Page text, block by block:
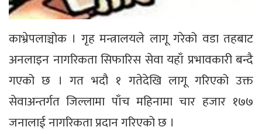
काभ्रेपलाञ्चोक । गृह मन्त्रालयले लागू गरेको वडा तहबाट
अनलाइन नागरिकता सिफारिस सेवा यहाँ प्रभावकारी बन्दै
गएको छ । गत भदौ १ गतेदेखि लागू गरिएको उक्त
सेवाअन्तर्गत जिल्लामा पाँच महिनामा चार हजार १७७
जनालाई नागरिकता प्रदान गरिएको छ ।